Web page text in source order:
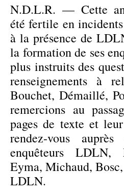
N.D.L.R. — Cette
été fertile en
à la présence de
la formation de ses
plus instruits des
renseignements à
Bouchet, Démaillé,
remercions au
pages de texte et
rendez-vous
enquêteurs LDLN,
Eyma, Michaud,
LDLN.